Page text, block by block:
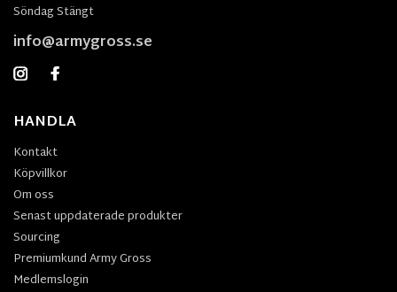
Söndag Stängt
info@armygross.se
HANDLA
Kontakt
Köpvillkor
Om oss
Senast uppdaterade produkter
Sourcing
Premiumkund Army Gross
Medlemslogin